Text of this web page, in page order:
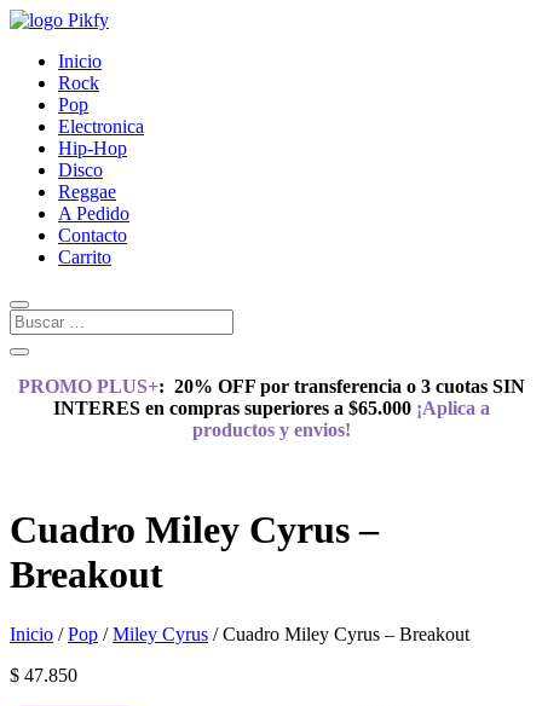
Inicio
Rock
Pop
Electronica
Hip-Hop
Disco
Reggae
A Pedido
Contacto
Carrito
PROMO PLUS+: 20% OFF por transferencia o 3 cuotas SIN
INTERES en compras superiores a $65.000¡Aplica a
productos y envios!
Cuadro Miley Cyrus –
Breakout
Inicio /Pop /Miley Cyrus / Cuadro Miley Cyrus – Breakout
$ 47.850